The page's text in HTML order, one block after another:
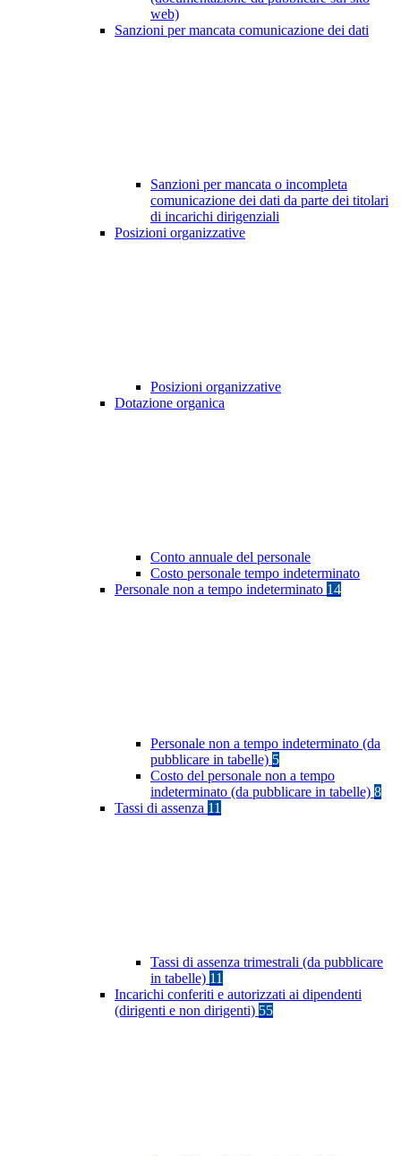
web)
Sanzioni per mancata comunicazione dei dati
Sanzioni per mancata o incompleta
comunicazione dei dati da parte dei titolari
di incarichi dirigenziali
Posizioni organizzative
Posizioni organizzative
Dotazione organica
Conto annuale del personale
Costo personale tempo indeterminato
Personale non a tempo indeterminato 14
Personale non a tempo indeterminato (da
pubblicare in tabelle) 5
Costo del personale non a tempo
indeterminato (da pubblicare in tabelle) 8
Tassi di assenza 11
Tassi di assenza trimestrali (da pubblicare
in tabelle) 11
Incarichi conferiti e autorizzati ai dipendenti
(dirigenti e non dirigenti) 55